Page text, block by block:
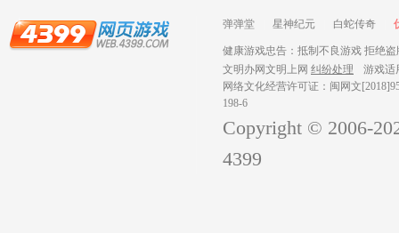
弹弹堂 星神纪元 白蛇传奇
健康游戏忠告：抵制不良游戏 拒绝
文明办网文明上网 纠纷处理
游戏适
网络文化经营许可证：闽网文
198-6
Copyright © 2006-
4399